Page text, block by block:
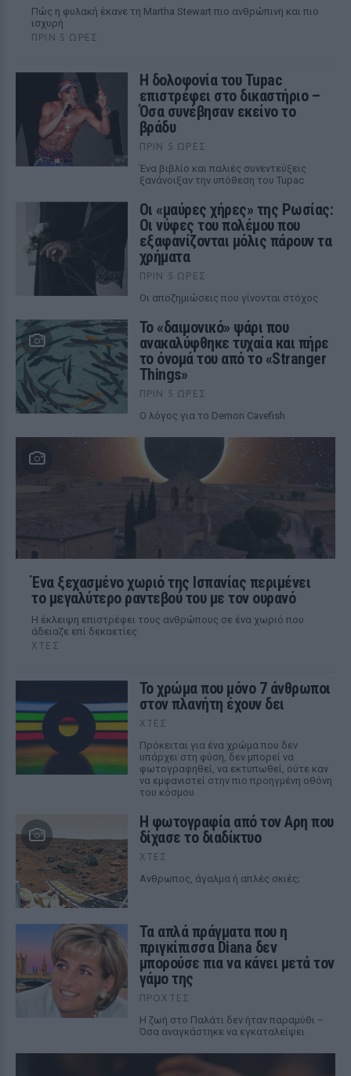
Πώς η φυλακή έκανε τη Martha Stewart πιο ανθρώπινη και πιο
ισχυρή
ΠΡΙΝ 5 ΏΡΕΣ
Η δολοφονία του Tupac
επιστρέφει στο δικαστήριο –
Όσα συνέβησαν εκείνο το
βράδυ
ΠΡΙΝ 5 ΏΡΕΣ
Ένα βιβλίο και παλιές συνεντεύξεις
ξανάνοιξαν την υπόθεση του Tupac
Οι «μαύρες χήρες» της Ρωσίας:
Οι νύφες του πολέμου που
εξαφανίζονται μόλις πάρουν τα
χρήματα
ΠΡΙΝ 5 ΏΡΕΣ
Οι αποζημιώσεις που γίνονται στόχος
Το «δαιμονικό» ψάρι που
ανακαλύφθηκε τυχαία και πήρε
το όνομά του από το «Stranger
Things»
ΠΡΙΝ 5 ΏΡΕΣ
Ο λόγος για το Demon Cavefish
Ένα ξεχασμένο χωριό της Ισπανίας περιμένει
το μεγαλύτερο ραντεβού του με τον ουρανό
Η έκλειψη επιστρέφει τους ανθρώπους σε ένα χωριό που
άδειαζε επί δεκαετίες
ΧΤΕΣ
Το χρώμα που μόνο 7 άνθρωποι
στον πλανήτη έχουν δει
ΧΤΕΣ
Πρόκειται για ένα χρώμα που δεν
υπάρχει στη φύση, δεν μπορεί να
φωτογραφηθεί, να εκτυπωθεί, ούτε καν
να εμφανιστεί στην πιο προηγμένη οθόνη
του κόσμου
Η φωτογραφία από τον Αρη που
δίχασε το διαδίκτυο
ΧΤΕΣ
Ανθρωπος, άγαλμα ή απλές σκιές;
Τα απλά πράγματα που η
πριγκίπισσα Diana δεν
μπορούσε πια να κάνει μετά τον
γάμο της
ΠΡΟΧΤΈΣ
Η ζωή στο Παλάτι δεν ήταν παραμύθι –
Όσα αναγκάστηκε να εγκαταλείψει